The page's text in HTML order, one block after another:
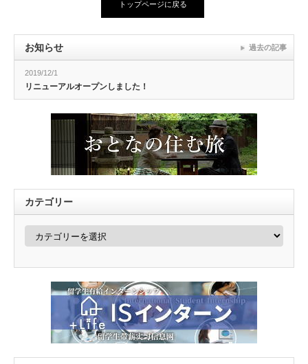
トップページに戻る
お知らせ
2019/12/1
リニューアルオープンしました！
過去の記事
カテゴリー
カ
ー